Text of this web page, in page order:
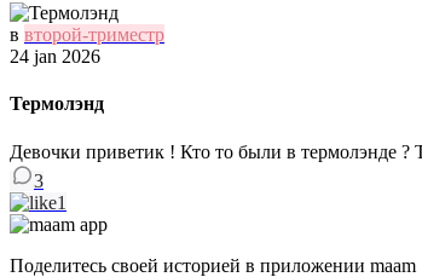
в второй-триместр
24 jan 2026
Термолэнд
Девочки приветик ! Кто то были в термолэнде ?
3
1
Поделитесь своей историей в приложении maam